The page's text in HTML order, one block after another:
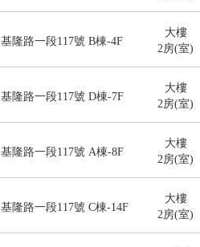
基隆路一段117號 B棟-4F
大樓
2房(室)
基隆路一段117號 D棟-7F
大樓
2房(室)
基隆路一段117號 A棟-8F
大樓
2房(室)
基隆路一段117號 C棟-14F
大樓
2房(室)